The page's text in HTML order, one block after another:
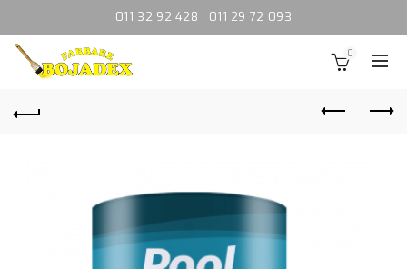
011 32 92 428 , 011 29 72 093
0